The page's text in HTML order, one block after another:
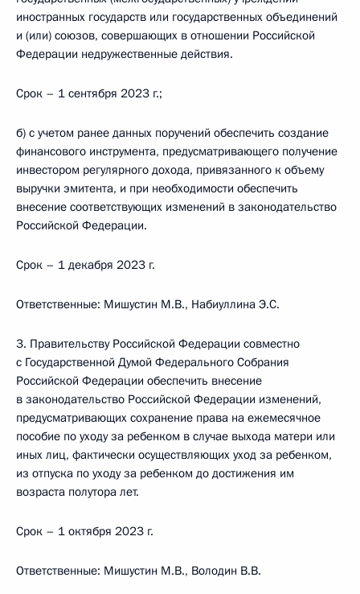
иностранных государств или государственных объединений
и (или) союзов, совершающих в отношении Российской
Федерации недружественные действия.
Срок – 1 сентября 2023 г.;
б) с учетом ранее данных поручений обеспечить создание
финансового инструмента, предусматривающего получение
инвестором регулярного дохода, привязанного к объему
выручки эмитента, и при необходимости обеспечить
внесение соответствующих изменений в законодательство
Российской Федерации.
Срок – 1 декабря 2023 г.
Ответственные: Мишустин М.В., Набиуллина Э.С.
3. Правительству Российской Федерации совместно
с Государственной Думой Федерального Собрания
Российской Федерации обеспечить внесение
в законодательство Российской Федерации изменений,
предусматривающих сохранение права на ежемесячное
пособие по уходу за ребенком в случае выхода матери или
иных лиц, фактически осуществляющих уход за ребенком,
из отпуска по уходу за ребенком до достижения им
возраста полутора лет.
Срок – 1 октября 2023 г.
Ответственные: Мишустин М.В., Володин В.В.